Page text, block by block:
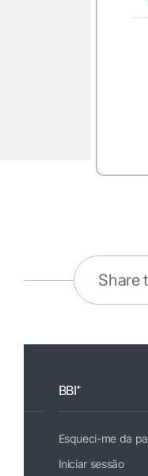
Share
BBI⁺
Esqueci-me da
Iniciar sessão